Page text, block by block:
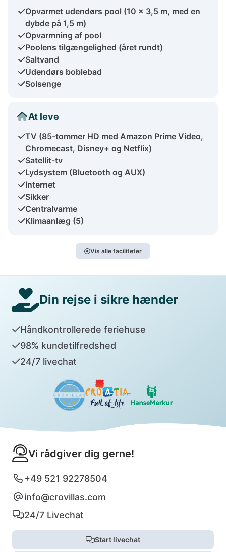
Opvarmet udendørs pool (10 x 3,5 m, med en
dybde på 1,5 m)
Opvarmning af pool
Poolens tilgængelighed (året rundt)
Saltvand
Udendørs boblebad
Solsenge
At leve
TV (85-tommer HD med Amazon Prime Video,
Chromecast, Disney+ og Netflix)
Satellit-tv
Lydsystem (Bluetooth og AUX)
Internet
Sikker
Centralvarme
Klimaanlæg (5)
Vis alle faciliteter
Din rejse i sikre hænder
Håndkontrollerede feriehuse
98% kundetilfredshed
24/7 livechat
Vi rådgiver dig gerne!
+49 521 92278504
info@crovillas.com
24/7 Livechat
Start livechat